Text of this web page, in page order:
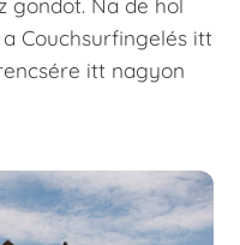
gondot. Na de hol
Couchsurfingelés itt
itt nagyon